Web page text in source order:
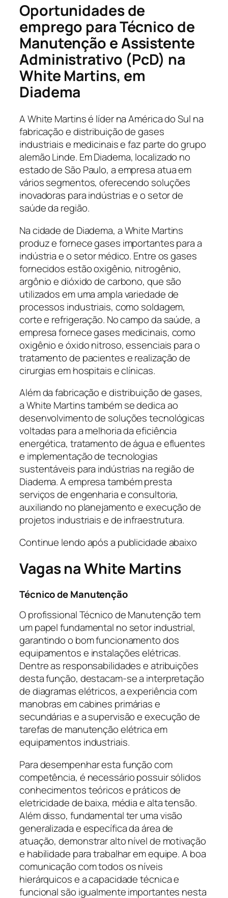
Oportunidades de
emprego para Técnico de
Manutenção eAssistente
Administrativo (PcD) na
White Martins, em
Diadema
A White Martins é líder na América do Sul na
fabricação e distribuição de gases
industriais e medicinais e faz parte do grupo
alemão Linde. Em Diadema, localizado no
estado de São Paulo, a empresa atua em
vários segmentos, oferecendo soluções
inovadoras para indústrias e o setor de
saúde da região.
Na cidade de Diadema, a White Martins
produz e fornece gases importantes para a
indústria e o setor médico. Entre os gases
fornecidos estão oxigênio, nitrogênio,
argônio e dióxido de carbono, que são
utilizados em uma ampla variedade de
processos industriais, como soldagem,
corte e refrigeração. No campo da saúde, a
empresa fornece gases medicinais, como
oxigênio e óxido nitroso, essenciais para o
tratamento de pacientes e realização de
cirurgias em hospitais e clínicas.
Além da fabricação e distribuição de gases,
a White Martins também se dedica ao
desenvolvimento de soluções tecnológicas
voltadas para a melhoria da eficiência
energética, tratamento de água e efluentes
e implementação de tecnologias
sustentáveis para indústrias na região de
Diadema. A empresa também presta
serviços de engenharia e consultoria,
auxiliando no planejamento e execução de
projetos industriais e de infraestrutura.
Continue lendo após a publicidade abaixo
Vagas naWhite Martins
Técnico de Manutenção
O profissional Técnico de Manutenção tem
um papel fundamental no setor industrial,
garantindo o bom funcionamento dos
equipamentos e instalações elétricas.
Dentre as responsabilidades e atribuições
desta função, destacam-se a interpretação
de diagramas elétricos, a experiência com
manobras em cabines primárias e
secundárias e a supervisão e execução de
tarefas de manutenção elétrica em
equipamentos industriais.
Para desempenhar esta função com
competência, é necessário possuir sólidos
conhecimentos teóricos e práticos de
eletricidade de baixa, média e alta tensão.
Além disso, fundamental ter uma visão
generalizada e específica da área de
atuação, demonstrar alto nível de motivação
e habilidade para trabalhar em equipe. A boa
comunicação com todos os níveis
hierárquicos e a capacidade técnica e
funcional são igualmente importantes nesta